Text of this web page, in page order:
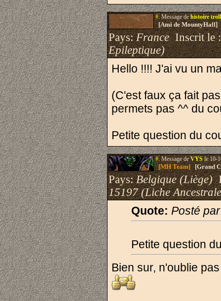
#.Message dehistoire troll
[Ami de MountyHall]
Pays:FranceInscrit le
Epileptique)
Hello !!!! J'ai vu un
(C'est faux ça fait
permets pas ^^ du
Petite question du
#.Message deVYSle 10-
[MH Team][Grand
Pays:Belgique (Liège)
15197 (Liche
Quote: Posté
Petite question
Bien sur, n'oublie